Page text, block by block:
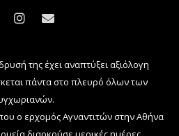
της έχει αναπτύξει αξιόλογη
πάντα στο πλευρό όλων των
ο ερχομός Αγναντιτών στην Αθήνα